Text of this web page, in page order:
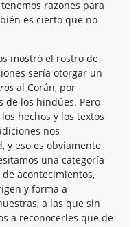
razones para
es cierto que no
mostró el rostro de
sería otorgar un
al Corán, por
de los hindúes. Pero
hechos y los textos
nos
y eso es obviamente
una categoría
acontecimientos,
y forma a
a las que sin
a reconocerles que de